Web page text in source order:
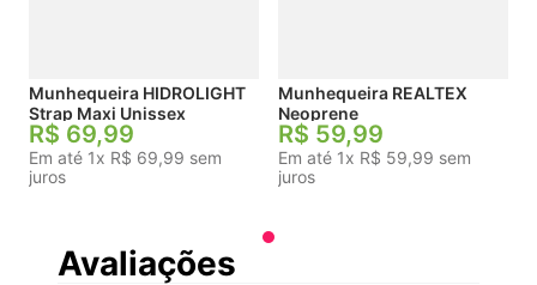
Munhequeira HIDROLIGHT
Strap Maxi Unissex
R$ 69,99
Em até 1x R$ 69,99 sem
juros
Munhequeira REALTEX
Neoprene
R$ 59,99
Em até 1x R$ 59,99 sem
juros
Avaliações